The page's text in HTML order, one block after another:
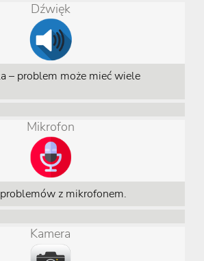
Dźwięk
– problem może mieć wiele
Mikrofon
z mikrofonem.
Kamera